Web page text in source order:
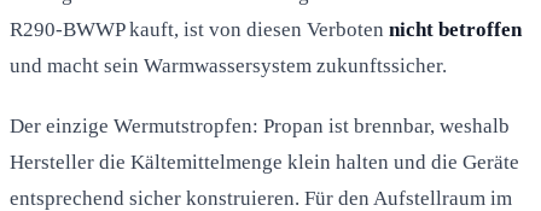
R290-BWWP kauft, ist von diesen Verboten nicht betroffen
und macht sein Warmwassersystem zukunftssicher.
Der einzige Wermutstropfen: Propan ist brennbar, weshalb
Hersteller die Kältemittelmenge klein halten und die Geräte
entsprechend sicher konstruieren. Für den Aufstellraum im